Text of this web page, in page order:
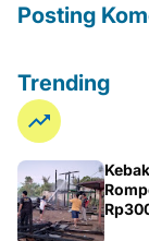
Posting
Trending